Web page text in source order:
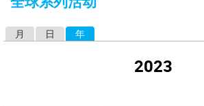
这
月 日 年
2023